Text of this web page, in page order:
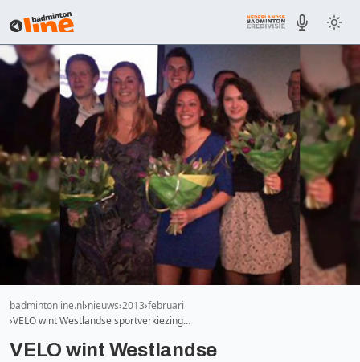
badmintonline.nl nieuws 2013 februari
VELO wint Westlandse sportverkiezing…
VELO wint Westlandse